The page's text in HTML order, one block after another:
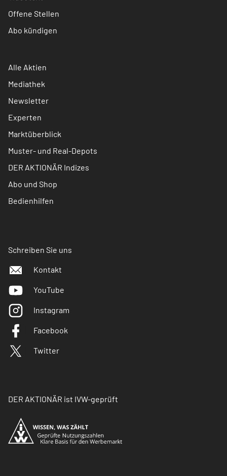
Offene Stellen
Abo kündigen
Alle Aktien
Mediathek
Newsletter
Experten
Marktüberblick
Muster- und Real-Depots
DER AKTIONÄR Indizes
Abo und Shop
Bedienhilfen
Schreiben Sie uns
Kontakt
YouTube
Instagram
Facebook
Twitter
DER AKTIONÄR ist IVW-geprüft